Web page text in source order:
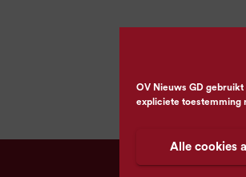
OV Nieuws GD
expliciete toestemming
Alle cookies
© OV Nieuws GD -